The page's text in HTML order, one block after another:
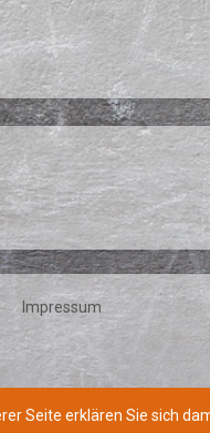
Impressum
Seite erklären Sie sich